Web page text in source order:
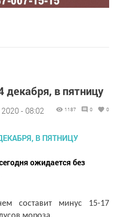
декабря, в пятницу
- 08:02 1187 0 0
ожидается без
составит минус 15-17